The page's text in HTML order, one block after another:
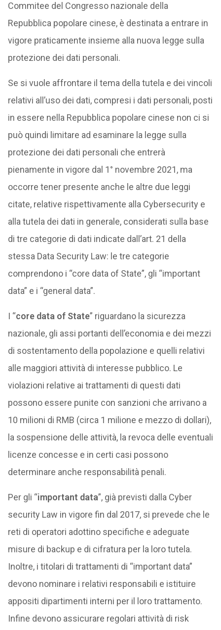
Commitee del Congresso nazionale della
Repubblica popolare cinese, è destinata a entrare in
vigore praticamente insieme alla nuova legge sulla
protezione dei dati personali.
Se si vuole affrontare il tema della tutela e dei vincoli
relativi all’uso dei dati, compresi i dati personali, posti
in essere nella Repubblica popolare cinese non ci si
può quindi limitare ad esaminare la legge sulla
protezione dei dati personali che entrerà
pienamente in vigore dal 1° novembre 2021, ma
occorre tener presente anche le altre due leggi
citate, relative rispettivamente alla Cybersecurity e
alla tutela dei dati in generale, considerati sulla base
di tre categorie di dati indicate dall’art. 21 della
stessa Data Security Law: le tre categorie
comprendono i “core data of State”, gli “important
data” e i “general data”.
I “core data of State” riguardano la sicurezza
nazionale, gli assi portanti dell’economia e dei mezzi
di sostentamento della popolazione e quelli relativi
alle maggiori attività di interesse pubblico. Le
violazioni relative ai trattamenti di questi dati
possono essere punite con sanzioni che arrivano a
10 milioni di RMB (circa 1 milione e mezzo di dollari),
la sospensione delle attività, la revoca delle eventuali
licenze concesse e in certi casi possono
determinare anche responsabilità penali.
Per gli “important data”, già previsti dalla Cyber
security Law in vigore fin dal 2017, si prevede che le
reti di operatori adottino specifiche e adeguate
misure di backup e di cifratura per la loro tutela.
Inoltre, i titolari di trattamenti di “important data”
devono nominare i relativi responsabili e istituire
appositi dipartimenti interni per il loro trattamento.
Infine devono assicurare regolari attività di risk